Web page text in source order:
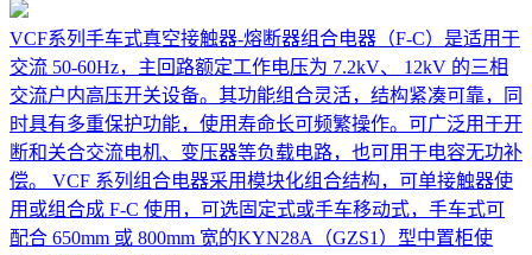
VCF系列手车式真空接触器-熔断器组合电器（F-C）是适用于
交流 50-60Hz，主回路额定工作电压为 7.2kV、 12kV 的三相
交流户内高压开关设备。其功能组合灵活，结构紧凑可靠，同
时具有多重保护功能，使用寿命长可频繁操作。可广泛用于开
断和关合交流电机、变压器等负载电路，也可用于电容无功补
偿。 VCF 系列组合电器采用模块化组合结构，可单接触器使
用或组合成 F-C 使用，可选固定式或手车移动式，手车式可
配合 650mm 或 800mm 宽的KYN28A（GZS1）型中置柜使